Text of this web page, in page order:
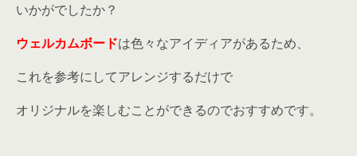
いかがでしたか？
ウェルカムボードは色々なアイディアがあるため、
これを参考にしてアレンジするだけで
オリジナルを楽しむことができるのでおすすめです。